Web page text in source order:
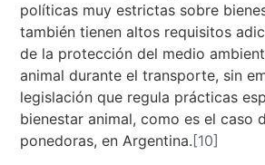
políticas muy estrictas sobre
también tienen altos requisitos
de la protección del medio
animal durante el transporte, sin
legislación que regula prácticas
bienestar animal, como es el caso
ponedoras, en Argentina. [10]